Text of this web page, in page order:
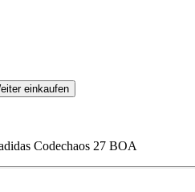
einkaufen
Codechaos 27 BOA